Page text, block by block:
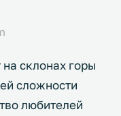
склонах горы
сложности
любителей